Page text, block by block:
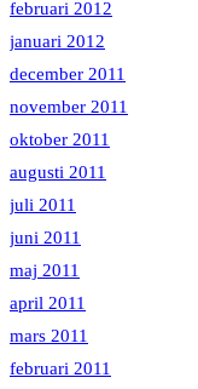
februari 2012
januari 2012
december 2011
november 2011
oktober 2011
augusti 2011
juli 2011
juni 2011
maj 2011
april 2011
mars 2011
februari 2011